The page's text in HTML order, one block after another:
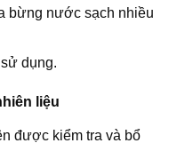
bừng nước sạch nhiều
dụng.
liệu
được kiểm tra và bổ